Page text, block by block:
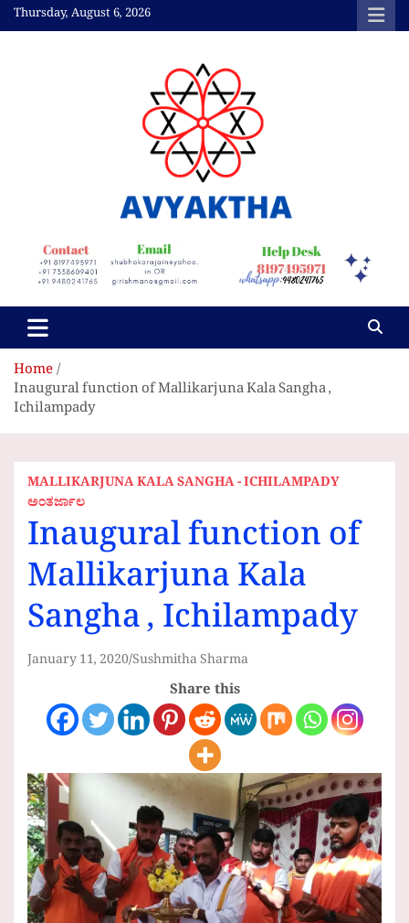
Skip
to
Thursday, August 6, 2026
Avyaktha Bulletin:
Connecting Temples,
Professionals, &
Communities
Home
Inaugural function of Mallikarjuna Kala Sangha ,
Ichilampady
MALLIKARJUNA KALA SANGHA - ICHILAMPADY
ಅಂತರ್ಜಾಲ
Inaugural function of
Mallikarjuna Kala
Sangha , Ichilampady
January 11, 2020Sushmitha Sharma
Share this